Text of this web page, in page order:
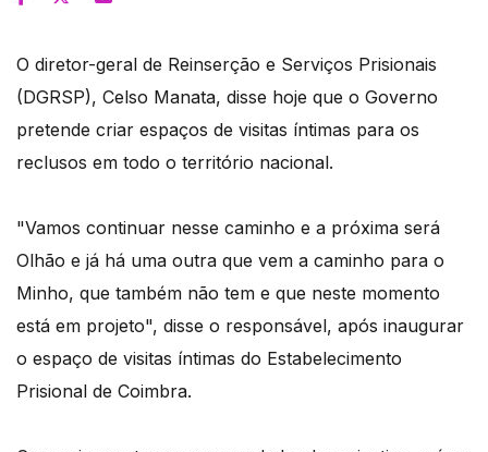
O diretor-geral de Reinserção e Serviços Prisionais
(DGRSP), Celso Manata, disse hoje que o Governo
pretende criar espaços de visitas íntimas para os
reclusos em todo o território nacional.
"Vamos continuar nesse caminho e a próxima será
Olhão e já há uma outra que vem a caminho para o
Minho, que também não tem e que neste momento
está em projeto", disse o responsável, após inaugurar
o espaço de visitas íntimas do Estabelecimento
Prisional de Coimbra.